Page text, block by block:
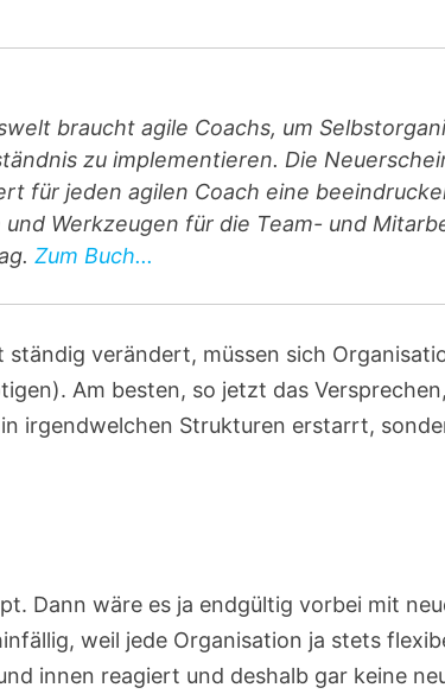
braucht agile Coachs, um
zu implementieren. Die
für jeden agilen Coach eine
Werkzeugen für die Team- und
Zum Buch...
ständig verändert, müssen sich
Am besten, so jetzt das
irgendwelchen Strukturen erstarrt,
Dann wäre es ja endgültig vorbei mit
weil jede Organisation ja stets
innen reagiert und deshalb gar keine